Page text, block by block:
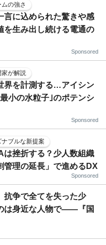
の強さ
言に込められた驚きや感
を生み出し続ける電通の
Sponsored
が解説
界を計測する…アイシン
小の水粒子｣のポテンシ
Sponsored
ブルな新提案
は挫折する？少人数組織
管理の延長」で進めるDX
Sponsored
抗争で全てを失った少
は身近な人物で――『国